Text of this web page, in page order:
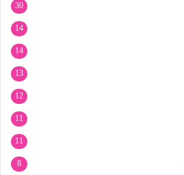
30
14
14
13
12
11
11
8